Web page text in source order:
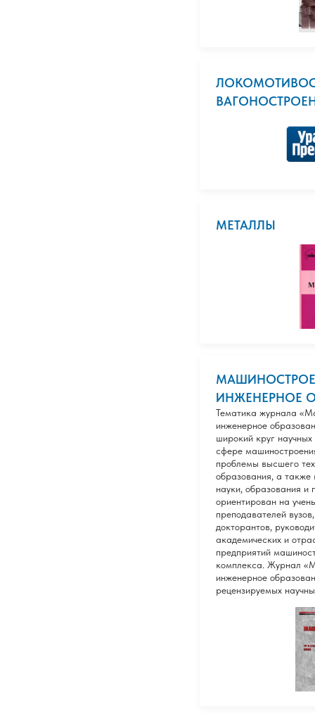
МЕТАЛЛЫ
ИНЖЕНЕРНОЕ
Тематика журнала
инженерное
широкий круг научных
сфере
проблемы высшего
образования, а также
науки, образования и
ориентирован на
преподавателей
докторантов,
академических и
предприятий
комплекса. Журнал
инженерное
рецензируемых